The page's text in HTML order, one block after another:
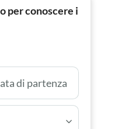
per conoscere i